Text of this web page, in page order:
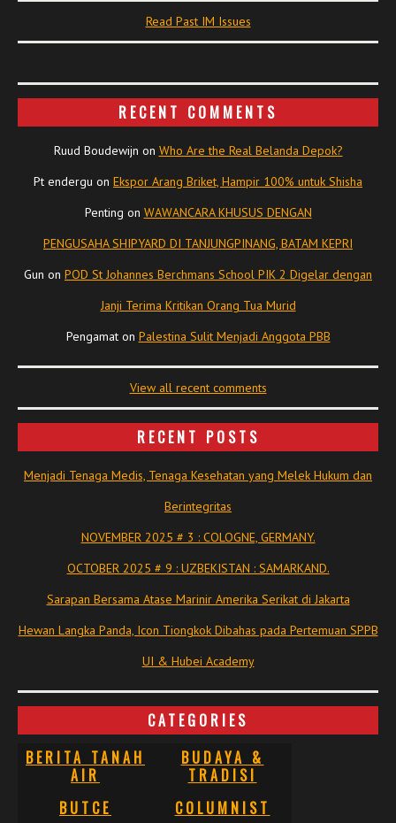
Read Past IM Issues
RECENT COMMENTS
Ruud Boudewijn on Who Are the Real Belanda Depok?
Pt endergu on Ekspor Arang Briket, Hampir 100% untuk Shisha
Penting on WAWANCARA KHUSUS DENGAN
PENGUSAHA SHIPYARD DI TANJUNGPINANG, BATAM KEPRI
Gun on POD St Johannes Berchmans School PIK 2 Digelar dengan
Janji Terima Kritikan Orang Tua Murid
Pengamaton Palestina Sulit Menjadi Anggota PBB
View all recent comments
RECENT POSTS
Menjadi Tenaga Medis, Tenaga Kesehatan yang Melek Hukum dan
Berintegritas
NOVEMBER 2025 # 3 : COLOGNE, GERMANY.
OCTOBER 2025 # 9 : UZBEKISTAN : SAMARKAND.
Sarapan Bersama Atase Marinir Amerika Serikat di Jakarta
Hewan Langka Panda, Icon Tiongkok Dibahas pada Pertemuan SPPB
UI & Hubei Academy
CATEGORIES
BERITA TANAH
AIR
BUDAYA &
TRADISI
BUTCE
COLUMNIST